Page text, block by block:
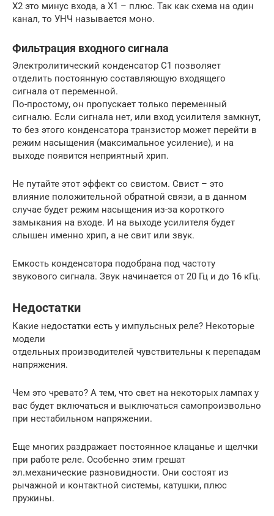
Х2 это минус входа, а Х1 – плюс. Так как схема на один
канал, то УНЧ называется моно.
Фильтрация входного сигнала
Электролитический конденсатор С1 позволяет
отделить постоянную составляющую входящего
сигнала от переменной.
По-простому, он пропускает только переменный
сигналю. Если сигнала нет, или вход усилителя замкнут,
то без этого конденсатора транзистор может перейти в
режим насыщения (максимальное усиление), и на
выходе появится неприятный хрип.
Не путайте этот эффект со свистом. Свист – это
влияние положительной обратной связи, а в данном
случае будет режим насыщения из-за короткого
замыкания на входе. И на выходе усилителя будет
слышен именно хрип, а не свит или звук.
Емкость конденсатора подобрана под частоту
звукового сигнала. Звук начинается от 20 Гц и до 16 кГц.
Недостатки
Какие недостатки есть у импульсных реле? Некоторые
модели
отдельных производителей чувствительны к перепадам
напряжения.
Чем это чревато? А тем, что свет на некоторых лампах у
вас будет включаться и выключаться самопроизвольно
при нестабильном напряжении.
Еще многих раздражает постоянное клацанье и щелчки
при работе реле. Особенно этим грешат
эл.механические разновидности. Они состоят из
рычажной и контактной системы, катушки, плюс
пружины.